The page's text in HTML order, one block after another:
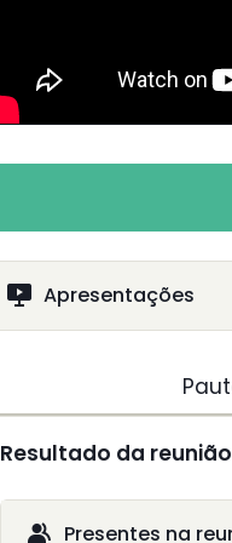
Apresentações
Resultado da
Presentes na